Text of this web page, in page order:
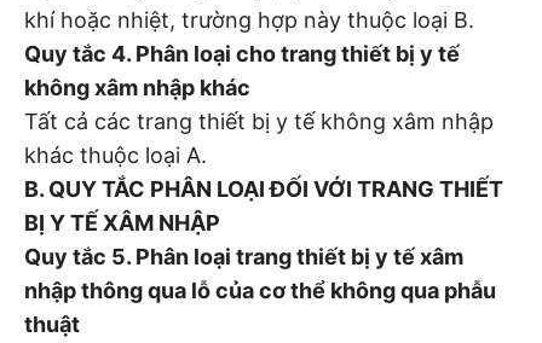
khí hoặc nhiệt, trường hợp này thuộc loại B.
Quy tắc 4. Phân loại cho trang thiết bị y tế
không xâm nhập khác
Tất cả các trang thiết bị y tế không xâm nhập
khác thuộc loại A.
B. QUY TẮC PHÂN LOẠI ĐỐI VỚI TRANG THIẾT
BỊ Y TẾ XÂM NHẬP
Quy tắc 5. Phân loại trang thiết bị y tế xâm
nhập thông qua lỗ của cơ thể không qua phẫu
thuật